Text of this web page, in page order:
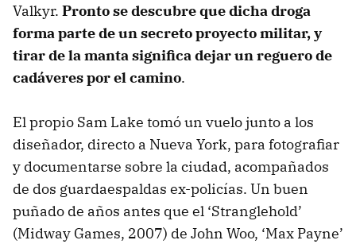
Valkyr. Pronto se descubre que dicha droga
forma parte de un secreto proyecto militar, y
tirar de la manta significa dejar un reguero de
cadáveres por el camino.
El propio Sam Lake tomó un vuelo junto a los
diseñador, directo a Nueva York, para fotografiar
y documentarse sobre la ciudad, acompañados
de dos guardaespaldas ex-policías. Un buen
puñado de años antes que el ‘Stranglehold’
(Midway Games, 2007) de John Woo, ‘Max Payne’